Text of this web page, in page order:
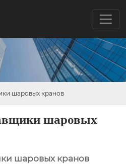
шаровых кранов
шаровых
шаровых кранов